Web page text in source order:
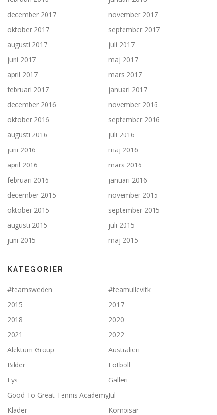
december 2017
november 2017
oktober 2017
september 2017
augusti 2017
juli 2017
juni 2017
maj 2017
april 2017
mars 2017
februari 2017
januari 2017
december 2016
november 2016
oktober 2016
september 2016
augusti 2016
juli 2016
juni 2016
maj 2016
april 2016
mars 2016
februari 2016
januari 2016
december 2015
november 2015
oktober 2015
september 2015
augusti 2015
juli 2015
juni 2015
maj 2015
KATEGORIER
#teamsweden
#teamullevitk
2015
2017
2018
2020
2021
2022
Alektum Group
Australien
Bilder
Fotboll
Fys
Galleri
Good To Great Tennis AcademyJul
Kläder
Kompisar